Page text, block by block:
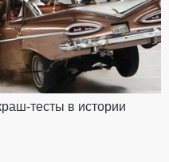
тесты в истории